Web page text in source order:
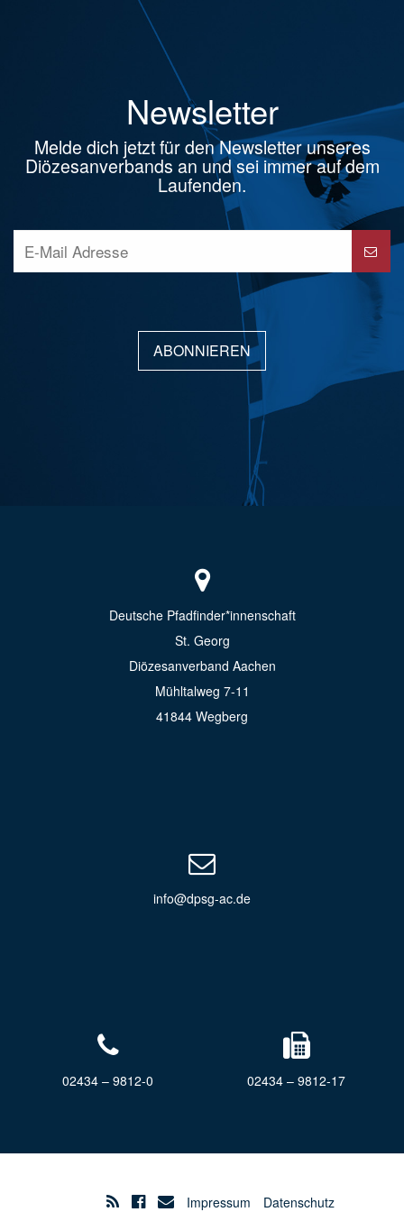
Newsletter
Melde dich jetzt für den Newsletter unseres
Diözesanverbands an und sei immer auf dem
Laufenden.
ABONNIEREN
Deutsche Pfadfinder*innenschaft
St. Georg
Diözesanverband Aachen
Mühltalweg 7-11
41844 Wegberg
info@dpsg-ac.de
02434 – 9812-0 02434 – 9812-17
Impressum Datenschutz